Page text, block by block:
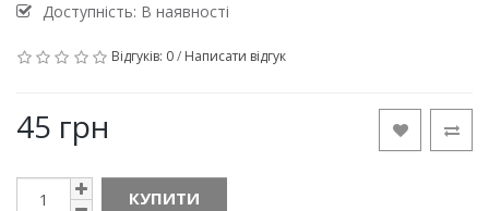
Доступність: В наявності
Відгуків: 0/ Написати відгук
45 грн
КУПИТИ